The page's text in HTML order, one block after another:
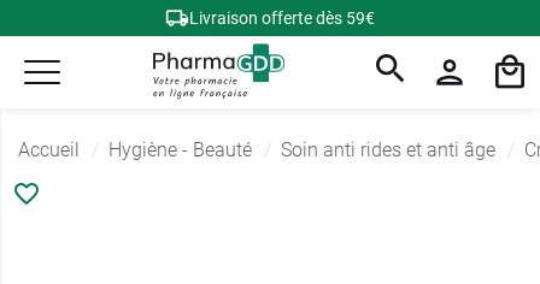
Livraison offerte dès 59€
Accueil Hygiène - Beauté Soin anti rides et anti âge